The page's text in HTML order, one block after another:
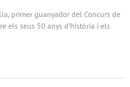
primer guanyador del Concurs de
els seus 50 anys d’història i els